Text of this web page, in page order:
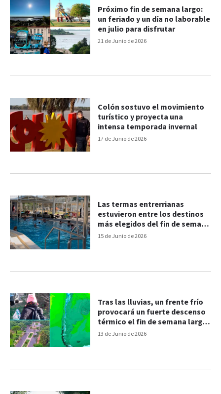
21 de Junio de 2026
Próximo fin de semana largo:
un feriado y un día no laborable
en julio para disfrutar
17 de Junio de 2026
Colón sostuvo el movimiento
turístico y proyecta una
intensa temporada invernal
15 de Junio de 2026
Las termas entrerrianas
estuvieron entre los destinos
más elegidos del fin de semana
largo
13 de Junio de 2026
Tras las lluvias, un frente frío
provocará un fuerte descenso
térmico el fin de semana largo:
probabilidad de heladas